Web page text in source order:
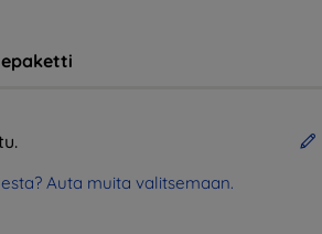
Auta muita valitsemaan.